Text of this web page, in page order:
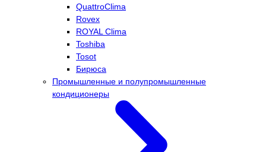
QuattroClima
Rovex
ROYAL Clima
Toshiba
Tosot
Бирюса
Промышленные и полупромышленные
кондиционеры